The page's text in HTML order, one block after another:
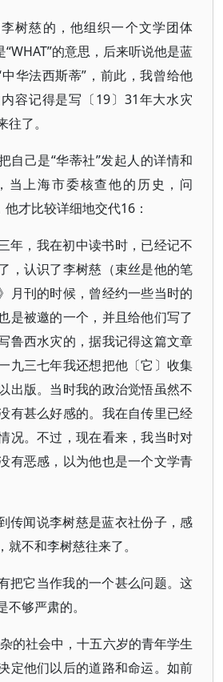
树慈的，他组织一个文学团体
“WHAT”的意思，后来听说他是蓝
华法西斯蒂”，前此，我曾给他
容记得是写〔19〕31年大水灾
了。
自己是“华蒂社”发起人的详情和
当上海市委核查他的历史，问
他才比较详细地交代16：
年，我在初中读书时，已经记不
，认识了李树慈（束丝是他的笔
月刊的时候，曾经约一些当时的
是被邀的一个，并且给他们写了
鲁西水灾的，据我记得这篇文章
九三七年我还想把他〔它〕收集
出版。当时我的政治觉悟虽然不
有甚么好感的。我在自传里已经
况。不过，现在看来，我当时对
有恶感，以为他也是一个文学青
传闻说李树慈是蓝衣社份子，感
不和李树慈往来了。
把它当作我的一个甚么问题。这
够严肃的。
的社会中，十五六岁的青年学生
定他们以后的道路和命运。如前